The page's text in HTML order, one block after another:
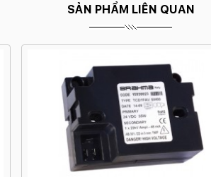
SẢN PHẨM LIÊN QUAN